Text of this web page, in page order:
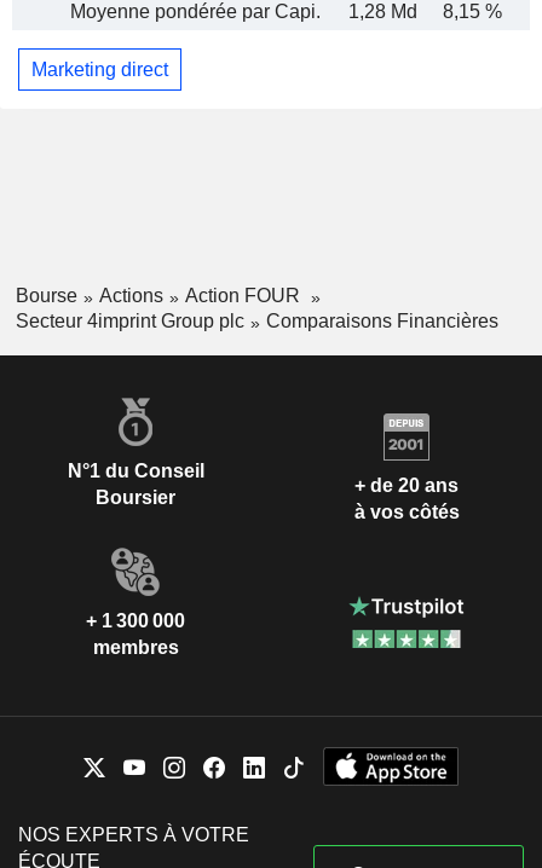
Moyenne pondérée par Capi.
1,28 Md 8,15 %
Marketing direct
Bourse Actions
Action FOUR
Secteur 4imprint Group plc
Comparaisons Financières
N°1 du Conseil
Boursier
+ de 20 ans
à vos côtés
+ 1 300 000
membres
NOS EXPERTS À VOTRE
ÉCOUTE